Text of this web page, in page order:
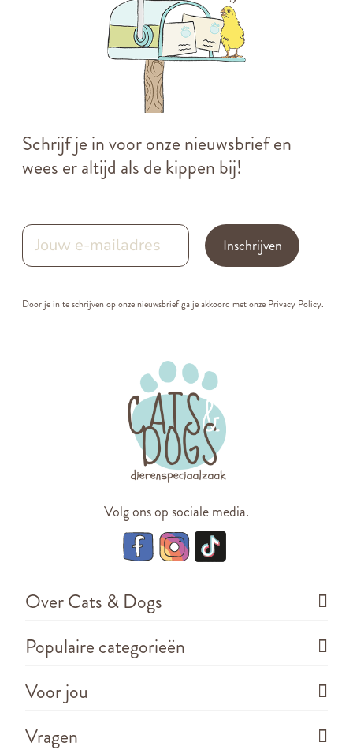
Schrijf je in voor onze nieuwsbrief en
wees er altijd als de kippen bij!
Inschrijven
Door je in te schrijven op onze nieuwsbrief ga je akkoord met onze Privacy Policy.
Volg ons op sociale media.
Over Cats & Dogs
Populaire categorieën
Voor jou
Vragen